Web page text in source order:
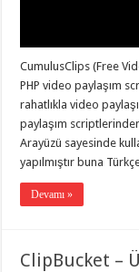
CumulusClips (Free
PHP video paylaşım
rahatlıkla video
paylaşım
Arayüzü sayesinde
yapılmıştır buna
Devamı »
ClipBucket –